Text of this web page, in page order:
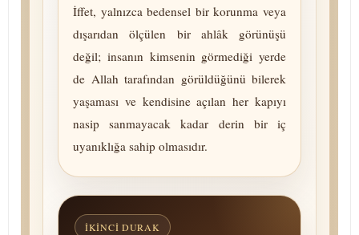
İffet, yalnızca bedensel bir korunma veya
dışarıdan ölçülen bir ahlâk gö­rü­nü­şü
değil; insanın kimsenin görmediği yerde
de Allah tarafından görüldüğünü bilerek
yaşaması ve kendisine açılan her kapıyı
nasip sanmayacak kadar derin bir iç
uyanıklığa sahip olmasıdır.
İKINCI DURAK